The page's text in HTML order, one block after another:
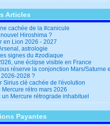
Articles
cachée de la #canicule
Hiroshima ?
en Lion 2026 - 2027
astrologie
signes du #zodiaque
une éclipse visible en France
réserve la conjonction Mars/Saturne
2026-2028 ?
Sirius clé cachée de l'évolution
Mercure rétro mars 2026
un Mercure rétrograde inhabituel
Payantes